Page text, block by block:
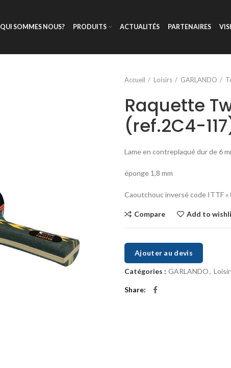
QUI SOMMES NOUS? PRODUITS ACTUALITÉS PARTENAIRES
Accueil Loisirs GARLANDO
Raquette
(ref.2C4-
Lame en contreplaqué dur de 6
éponge 1,8 mm
Caoutchouc inversé code ITTF «
Compare Add to
Ajouter au devis
Catégories : GARLANDO,
Share